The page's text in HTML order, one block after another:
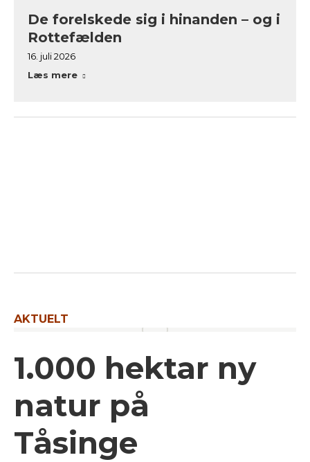
De forelskede sig i hinanden – og i
Rottefælden
16. juli 2026
Læs mere
AKTUELT
1.000 hektar ny
natur på
Tåsinge